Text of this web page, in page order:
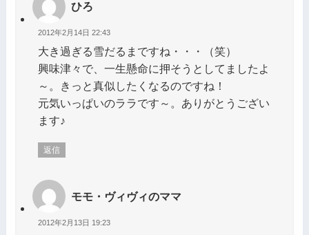
ひろ
2012年2月14日 22:43
大き過ぎる雪だるまですね・・・（笑）
興味津々で、一生懸命に押そうとしてましたよ
～。きっと真似したくなるのですね！
元気いっぱいのララです～。ありがとうござい
ます♪
返信
モモ・ヴィヴィのママ
2012年2月13日 19:23